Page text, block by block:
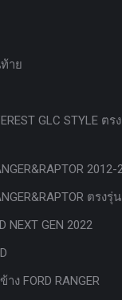
าย
GLC STYLE ต
2012-
ตรงรุ่น
NEXT GEN 2022
FORD RANGER